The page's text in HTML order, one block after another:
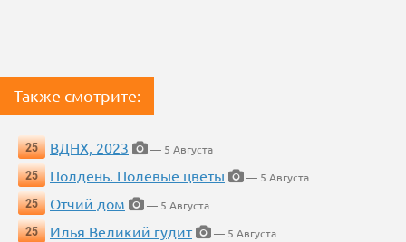
Также смотрите:
25 ВДНХ, 2023
— 5 Августа
25
Полдень. Полевые цветы
— 5 Августа
25
Отчий дом
— 5 Августа
25
Илья Великий гудит
— 5 Августа